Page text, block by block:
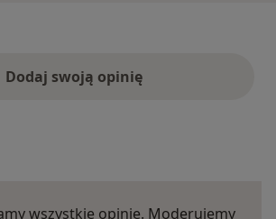
Dodaj swoją opinię
wszystkie opinie. Moderujemy